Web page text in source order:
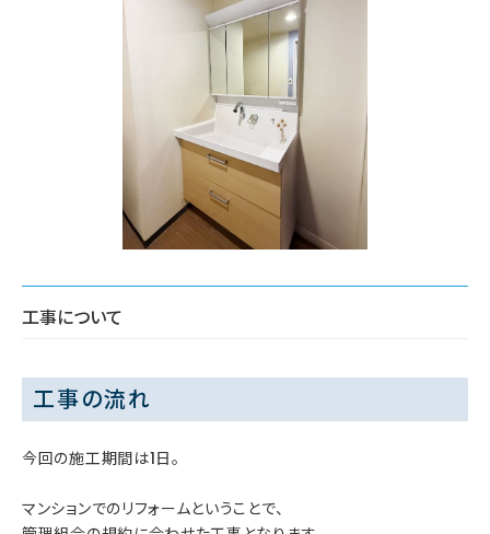
工事について
工事の流れ
今回の施工期間は1日。
マンションでのリフォームということで、